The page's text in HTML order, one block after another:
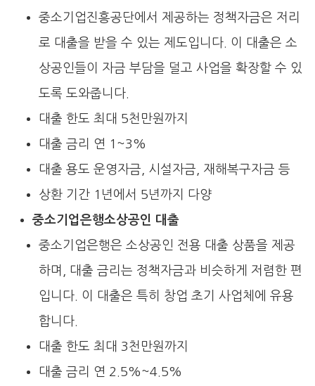
중소기업진흥공단에서 제공하는 정책자금은 저리
로 대출을 받을 수 있는 제도입니다. 이 대출은 소
상공인들이 자금 부담을 덜고 사업을 확장할 수 있
도록 도와줍니다.
대출 한도 최대 5천만원까지
대출 금리 연 1~3%
대출 용도 운영자금, 시설자금, 재해복구자금 등
상환 기간 1년에서 5년까지 다양
중소기업은행소상공인 대출
중소기업은행은 소상공인 전용 대출 상품을 제공
하며, 대출 금리는 정책자금과 비슷하게 저렴한 편
입니다. 이 대출은 특히 창업 초기 사업체에 유용
합니다.
대출 한도 최대 3천만원까지
대출 금리 연 2.5%~4.5%